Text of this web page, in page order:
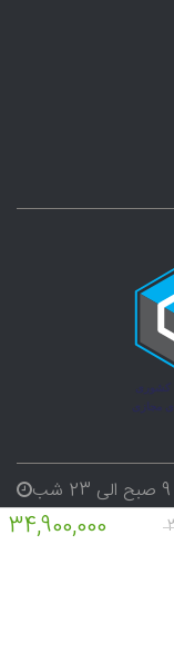
34,900,000
9 صبح الی 23 شب
07191640165